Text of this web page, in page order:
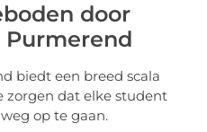
door
biedt een breed scala
zorgen dat elke student
op te gaan.